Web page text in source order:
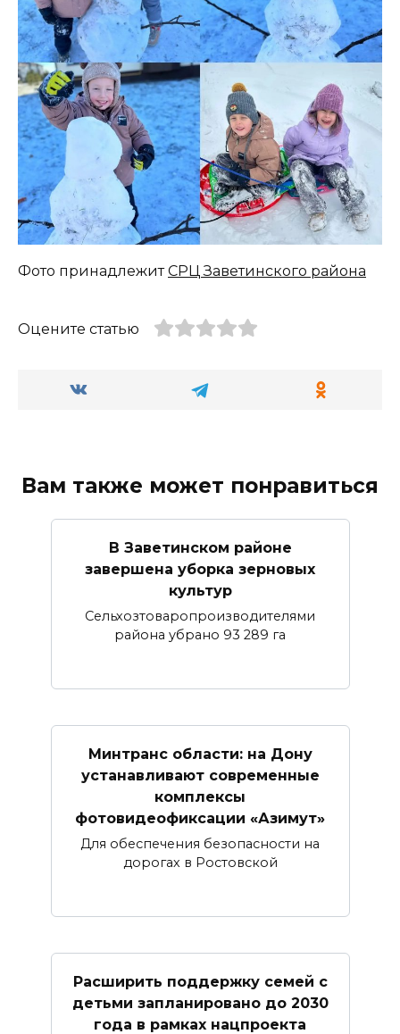
Фото принадлежитСРЦ Заветинского района
Оцените статью
Вам также может понравиться
В Заветинском районе
завершена уборка зерновых
культур
Сельхозтоваропроизводителями
района убрано 93 289 га
Минтранс области: на Дону
устанавливают современные
комплексы
фотовидеофиксации «Азимут»
Для обеспечения безопасности на
дорогах в Ростовской
Расширить поддержку семей с
детьми запланировано до 2030
года в рамках нацпроекта